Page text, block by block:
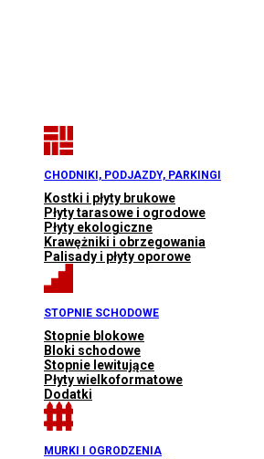
CHODNIKI, PODJAZDY, PARKINGI
Kostki i płyty brukowe
Płyty tarasowe i ogrodowe
Płyty ekologiczne
Krawężniki i obrzegowania
Palisady i płyty oporowe
STOPNIE SCHODOWE
Stopnie blokowe
Bloki schodowe
Stopnie lewitujące
Płyty wielkoformatowe
Dodatki
MURKI I OGRODZENIA